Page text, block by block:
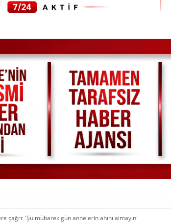
çağrı: 'Şu mübarek gün annelerin ahını almayın'